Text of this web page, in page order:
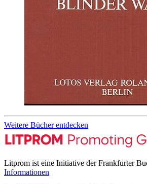
Weitere Bücher entdecken
Litprom ist eine Initiative der Frankfurter
Informationen